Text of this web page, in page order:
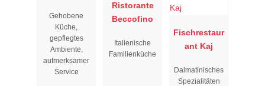
"
Gehobene
Küche,
gepflegtes
Ambiente,
aufmerksamer
Service
Ristorante
Beccofino
Italienische
Familienküche
Fischrestaur
ant Kaj
Dalmatinisches
Spezialitäten